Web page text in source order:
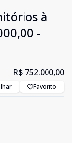
à
-
R$ 752.000,00
Favorito